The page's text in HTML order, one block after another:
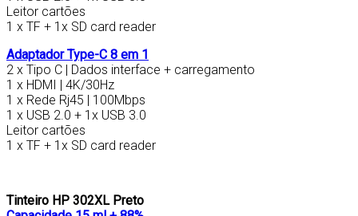
Leitor cartões
1 x TF + 1x SD card reader
Adaptador Type-C 8 em 1
2 x Tipo C | Dados interface + carregamento
1 x HDMI | 4K/30Hz
1 x Rede Rj45 | 100Mbps
1 x USB 2.0 + 1x USB 3.0
Leitor cartões
1 x TF + 1x SD card reader
Tinteiro HP 302XL Preto